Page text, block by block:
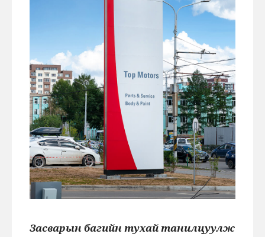
Засварын багийн тухай танилцуулж